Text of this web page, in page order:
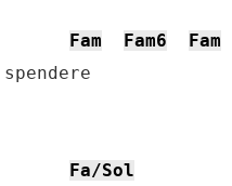
Fam Fam6 Fam
Fa/Sol